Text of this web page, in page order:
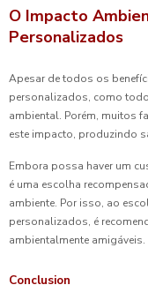
O Impacto
Personalizados
Apesar de todos os
personalizados, como
ambiental. Porém, muitos
este impacto, produzindo
Embora possa haver um
é uma escolha
ambiente. Por isso, ao
personalizados, é
ambientalmente amigáveis.
Conclusion